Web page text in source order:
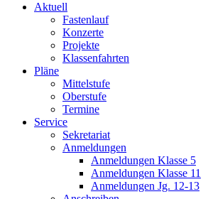
Aktuell
Fastenlauf
Konzerte
Projekte
Klassenfahrten
Pläne
Mittelstufe
Oberstufe
Termine
Service
Sekretariat
Anmeldungen
Anmeldungen Klasse 5
Anmeldungen Klasse 11
Anmeldungen Jg. 12-13